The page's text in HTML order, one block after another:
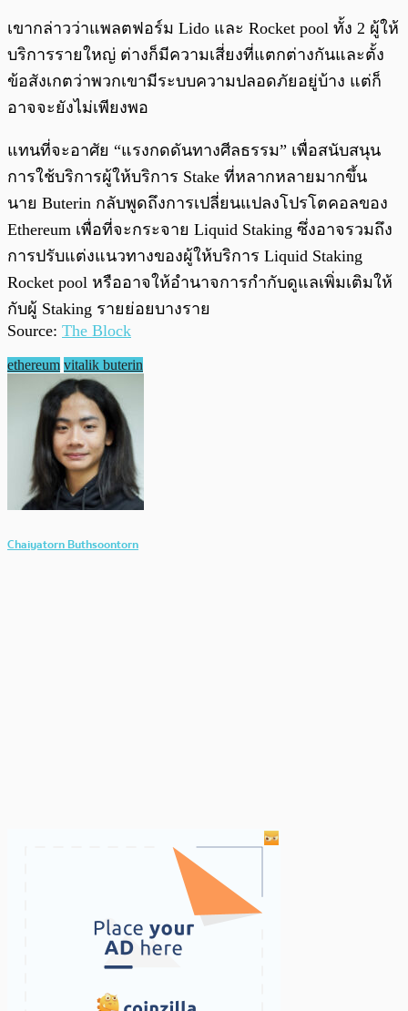
เขากล่าวว่าแพลตฟอร์ม Lido และ Rocket pool ทั้ง 2 ผู้ให้
บริการรายใหญ่ ต่างก็มีความเสี่ยงที่แตกต่างกันและตั้ง
ข้อสังเกตว่าพวกเขามีระบบความปลอดภัยอยู่บ้าง แต่ก็
อาจจะยังไม่เพียงพอ
แทนที่จะอาศัย “แรงกดดันทางศีลธรรม” เพื่อสนับสนุน
การใช้บริการผู้ให้บริการ Stake ที่หลากหลายมากขึ้น
นาย Buterin กลับพูดถึงการเปลี่ยนแปลงโปรโตคอลของ
Ethereum เพื่อที่จะกระจาย Liquid Staking ซึ่งอาจรวมถึง
การปรับแต่งแนวทางของผู้ให้บริการ Liquid Staking
Rocket pool หรืออาจให้อำนาจการกำกับดูแลเพิ่มเติมให้
กับผู้ Staking รายย่อยบางราย
Source: The Block
ethereum vitalik buterin
Chaiyatorn Buthsoontorn